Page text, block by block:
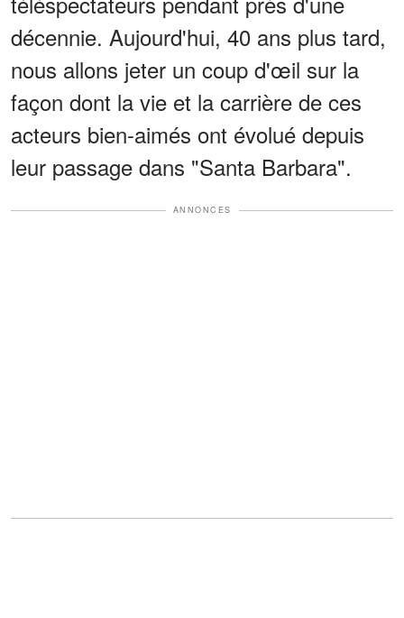
décennie. Aujourd'hui, 40 ans plus tard,
nous allons jeter un coup d'œil sur la
façon dont la vie et la carrière de ces
acteurs bien-aimés ont évolué depuis
leur passage dans "Santa Barbara".
ANNONCES